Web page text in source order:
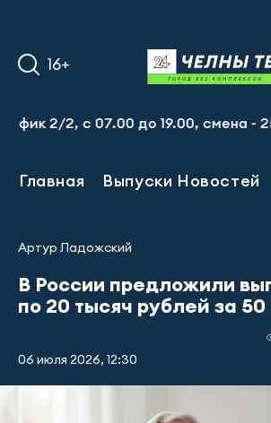
16+
2/2, с 07.00 до 19.00, смена - 2500
Главная Выпуски Новостей
Артур Ладожский
В России предложили
по 20 тысяч рублей за 50
06 июля 2026, 12:30